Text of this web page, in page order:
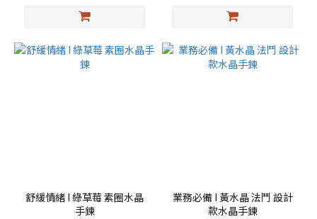
舒緩情緒 I 綠草莓 素圈水晶
手鍊
業務必備 I 黃水晶 法鬥 設計
款水晶手鍊